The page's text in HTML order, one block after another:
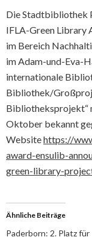
Die Stadtbibliothek
IFLA-Green Library
im Bereich
im Adam-und-Eva-
internationale
Bibliothek/
Bibliotheksprojekt“
Oktober bekannt
Websitehttps://
award-ensulib-
green-library-
Ähnliche Beiträge
Paderborn: 2. Platz für